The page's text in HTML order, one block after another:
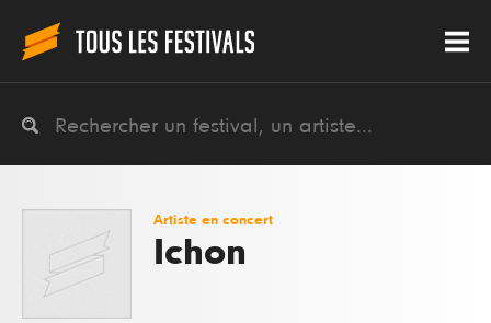
Artiste en concert
Ichon